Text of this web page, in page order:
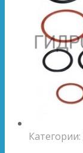
Категории: